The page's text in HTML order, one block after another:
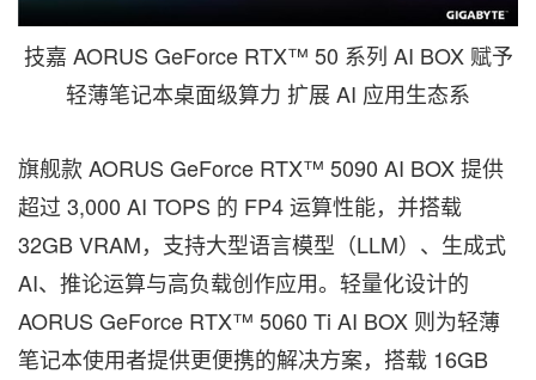
技嘉 AORUS GeForce RTX™ 50 系列 AI BOX 赋予
轻薄笔记本桌面级算力 扩展 AI 应用生态系
旗舰款 AORUS GeForce RTX™ 5090 AI BOX 提供
超过 3,000 AI TOPS 的 FP4 运算性能，并搭载
32GB VRAM，支持大型语言模型（LLM）、生成式
AI、推论运算与高负载创作应用。轻量化设计的
AORUS GeForce RTX™ 5060 Ti AI BOX 则为轻薄
笔记本使用者提供更便携的解决方案，搭载 16GB